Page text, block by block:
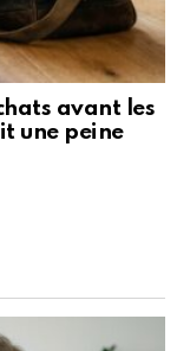
avant les
une peine